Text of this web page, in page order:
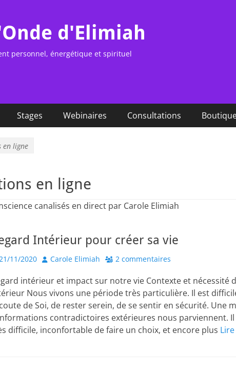
d'Elimiah
personnel, énergétique et spirituel
Stages Webinaires Consultations
en ligne
en ligne
canalisés en direct par Carole Elimiah
Intérieur pour créer sa vie
11/2020 Author
Carole Elimiah 2 commentaires
intérieur et impact sur notre vie Contexte et nécessité
Nous vivons une période très particulière. Il est
de Soi, de rester serein, de se sentir en sécurité. Une
contradictoires extérieures nous parviennent.
difficile, inconfortable de faire un choix, et encore plus